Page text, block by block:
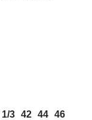
1/3 42 44 46